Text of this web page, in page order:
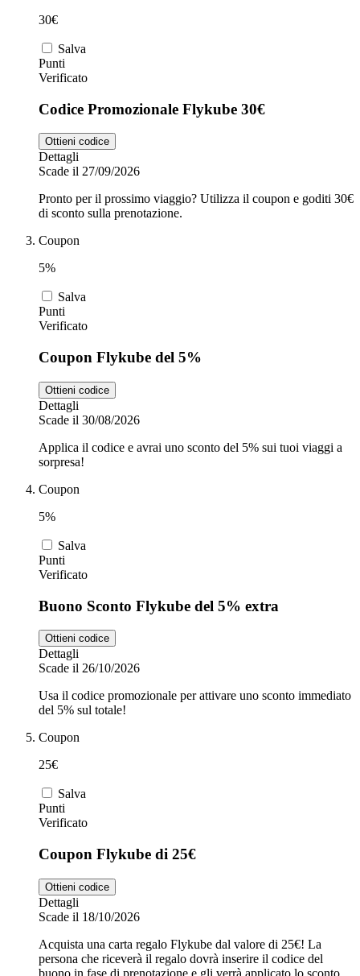
30€
Salva
Punti
Verificato
Codice Promozionale Flykube 30€
Ottieni codice
Dettagli
Scade il 27/09/2026
Pronto per il prossimo viaggio? Utilizza il coupon e goditi 30€
di sconto sulla prenotazione.
Coupon
5%
Salva
Punti
Verificato
Coupon Flykube del 5%
Ottieni codice
Dettagli
Scade il 30/08/2026
Applica il codice e avrai uno sconto del 5% sui tuoi viaggi a
sorpresa!
Coupon
5%
Salva
Punti
Verificato
Buono Sconto Flykube del 5% extra
Ottieni codice
Dettagli
Scade il 26/10/2026
Usa il codice promozionale per attivare uno sconto immediato
del 5% sul totale!
Coupon
25€
Salva
Punti
Verificato
Coupon Flykube di 25€
Ottieni codice
Dettagli
Scade il 18/10/2026
Acquista una carta regalo Flykube dal valore di 25€! La
persona che riceverà il regalo dovrà inserire il codice del
buono in fase di prenotazione e gli verrà applicato lo sconto